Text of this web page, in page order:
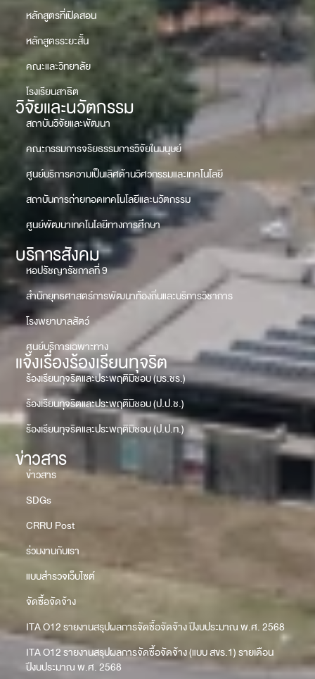
หลักสูตรที่เปิดสอน
หลักสูตรระยะสั้น
คณะและวิทยาลัย
โรงเรียนสาธิต
วิจัยและนวัตกรรม
สถาบันวิจัยและพัฒนา
คณะกรรมการจริยธรรมการวิจัยในมนุษย์
ศูนย์บริการความเป็นเลิศด้านวิศวกรรมและเทคโนโลยี
สถาบันการถ่ายทอดเทคโนโลยีและนวัตกรรม
ศูนย์พัฒนาเทคโนโลยีทางการศึกษา
บริการสังคม
หอปรัชญารัชกาลที่ 9
สำนักยุทธศาสตร์การพัฒนาท้องถิ่นและบริการวิชาการ
โรงพยาบาลสัตว์
ศูนย์บริการเฉพาะทาง
แจ้งเรื่องร้องเรียนทุจริต
ร้องเรียนทุจริตและประพฤติมิชอบ (มร.ชร.)
ร้องเรียนทุจริตและประพฤติมิชอบ (ป.ป.ช.)
ร้องเรียนทุจริตและประพฤติมิชอบ (ป.ป.ท.)
ข่าวสาร
ข่าวสาร
SDGs
CRRU Post
ร่วมงานกับเรา
แบบสำรวจเว็บไซต์
จัดซื้อจัดจ้าง
ITA O12 รายงานสรุปผลการจัดซื้อจัดจ้าง ปีงบประมาณ พ.ศ. 2568
ITA O12 รายงานสรุปผลการจัดซื้อจัดจ้าง (แบบ สขร.1) รายเดือน
ปีงบประมาณ พ.ศ. 2568